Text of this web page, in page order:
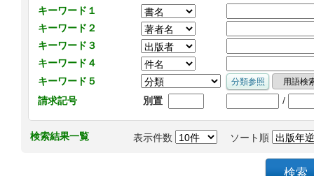
キーワード１
キーワード２
キーワード３
キーワード４
キーワード５
請求記号
別置 /
検索結果一覧 表示件数 ソート順